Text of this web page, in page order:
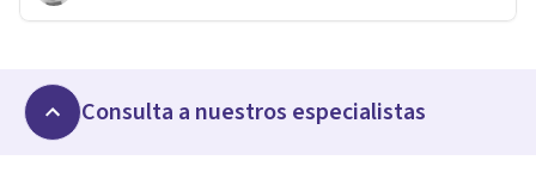
Consulta a nuestros especialistas